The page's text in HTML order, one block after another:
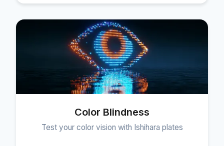
Color Blindness
Test your color vision with Ishihara plates